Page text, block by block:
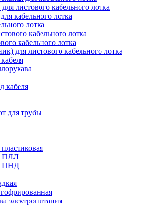
листового кабельного лотка
кабельного лотка
лотка
кабельного лотка
кабельного лотка
для листового кабельного лотка
кабеля
для трубы
ПЛЛ
ПНД
электропитания